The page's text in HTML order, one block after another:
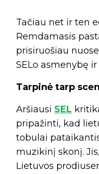
Tačiau net ir ten
Remdamasis
prisiruošiau
SELo asmenybę
Tarpinė tarp
Aršiausi SEL
pripažinti, kad
tobulai
muzikinį skonį.
Lietuvos